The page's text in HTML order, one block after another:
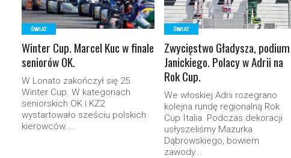
ŚWIAT
Winter Cup. Marcel Kuc w finale
seniorów OK.
W Lonato zakończył się 25.
Winter Cup. W kategoriach
seniorskich OK i KZ2
wystartowało sześciu polskich
kierowców....
ŚWIAT
Zwycięstwo Gładysza, podium
Janickiego. Polacy w Adrii na
Rok Cup.
We włoskiej Adrii rozegrano
kolejna rundę regionalną Rok
Cup Italia. Podczas dekoracji
usłyszeliśmy Mazurka
Dąbrowskiego, bowiem
zawody...